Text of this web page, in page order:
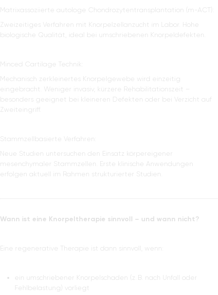
Matrixassoziierte autologe Chondrozytentransplantation (m-ACT):
Zweizeitiges Verfahren mit Knorpelzellanzucht im Labor. Hohe
biologische Qualität, ideal bei umschriebenen Knorpeldefekten.
Minced Cartilage Technik:
Mechanisch zerkleinertes Knorpelgewebe wird einzeitig
eingebracht. Weniger invasiv, kürzere Rehabilitationszeit –
besonders geeignet bei kleineren Defekten oder bei Verzicht auf
Zweiteingriff.
Stammzellbasierte Verfahren:
Neue Studien untersuchen den Einsatz körpereigener
mesenchymaler Stammzellen. Erste klinische Anwendungen
erfolgen aktuell im Rahmen strukturierter Studien.
Wann ist eine Knorpeltherapie sinnvoll – und wann nicht?
Eine regenerative Therapie ist dann sinnvoll, wenn:
ein umschriebener Knorpelschaden (z. B. nach Unfall oder
Fehlbelastung) vorliegt